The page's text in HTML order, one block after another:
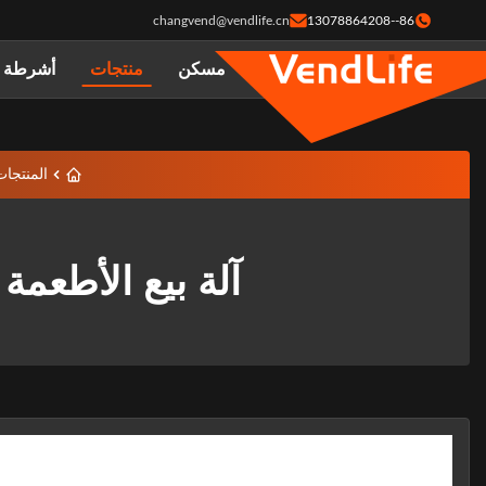
86--13078864208
changvend@vendlife.cn
مسكن منتجات أشرطة
آلة بيع